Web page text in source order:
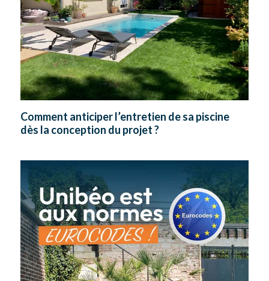
Comment anticiper l’entretien de sa piscine
dès la conception du projet ?